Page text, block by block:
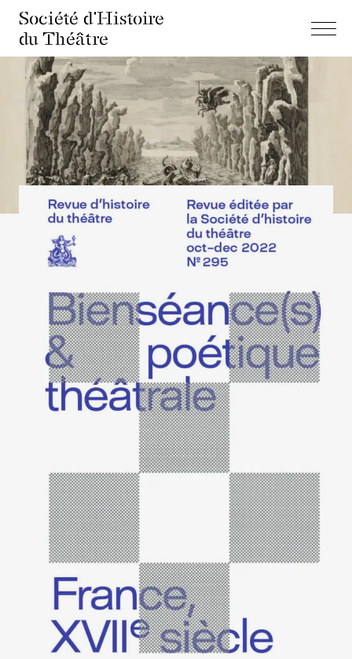
Société d'Histoire
du Théâtre